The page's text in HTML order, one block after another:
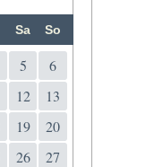
Sa So
5
6
12
13
19
20
26
27